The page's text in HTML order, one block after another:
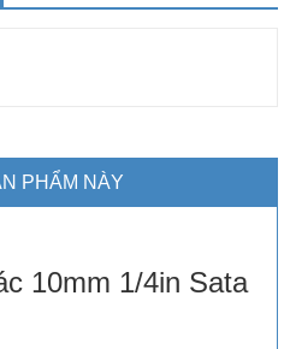
PHẨM NÀY
10mm 1/4in Sata